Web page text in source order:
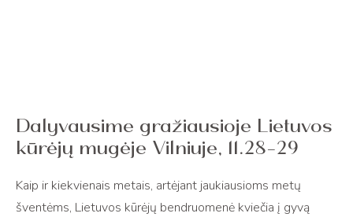
Dalyvausime gražiausioje Lietuvos
kūrėjų mugėje Vilniuje, 11.28-29
Kaip ir kiekvienais metais, artėjant jaukiausioms metų
šventėms, Lietuvos kūrėjų bendruomenė kviečia į gyvą